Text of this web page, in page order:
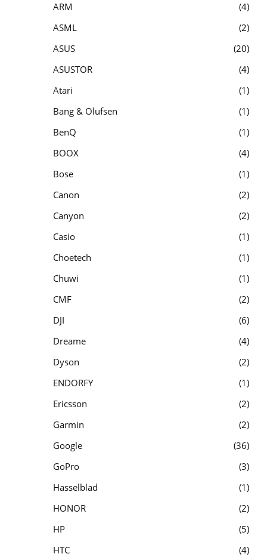
ARM
4
ASML
2
ASUS
20
ASUSTOR
4
Atari
1
Bang & Olufsen
1
BenQ
1
BOOX
4
Bose
1
Canon
2
Canyon
2
Casio
1
Choetech
1
Chuwi
1
CMF
2
DJI
6
Dreame
4
Dyson
2
ENDORFY
1
Ericsson
2
Garmin
2
Google
36
GoPro
3
Hasselblad
1
HONOR
2
HP
5
HTC
4